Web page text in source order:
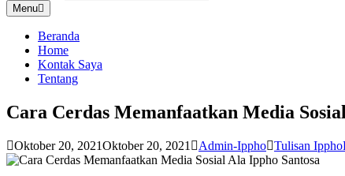
Menu
Beranda
Home
Kontak Saya
Tentang
Cara Cerdas Memanfaatkan Media
Oktober 20, 2021Oktober 20, 2021 Admin-Ippho Tulisan Ippho